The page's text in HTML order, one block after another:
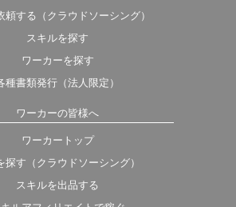
頼する（クラウドソーシング）
スキルを探す
ワーカーを探す
種書類発行（法人限定）
ワーカーの皆様へ
ワーカートップ
探す（クラウドソーシング）
スキルを出品する